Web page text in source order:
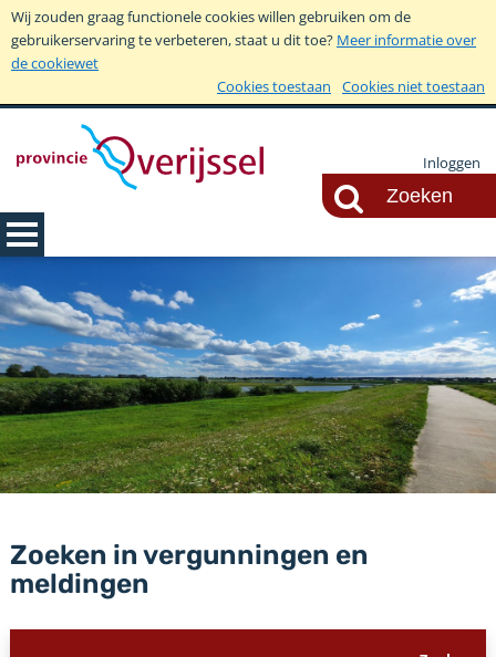
Wij zouden graag functionele cookies willen gebruiken om de
gebruikerservaring te verbeteren, staat u dit toe? Meer informatie over
de cookiewet
Cookies toestaan
Cookies niet toestaan
Inloggen
Zoeken in vergunningen en
meldingen